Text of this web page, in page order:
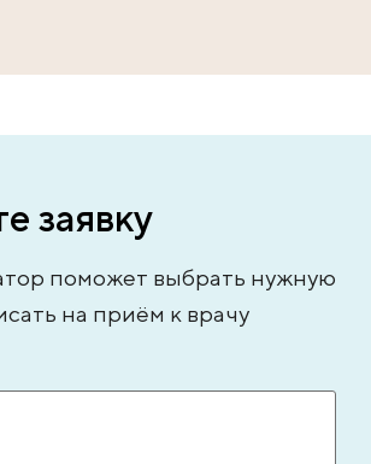
заявку
поможет выбрать нужную
на приём к врачу